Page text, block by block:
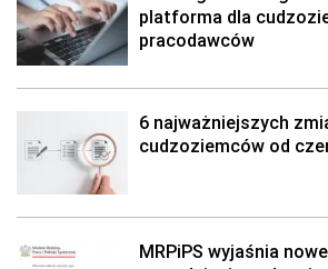
platforma dla
pracodawców
6 najważniejszych
cudzoziemców od
MRPiPS wyjaśnia